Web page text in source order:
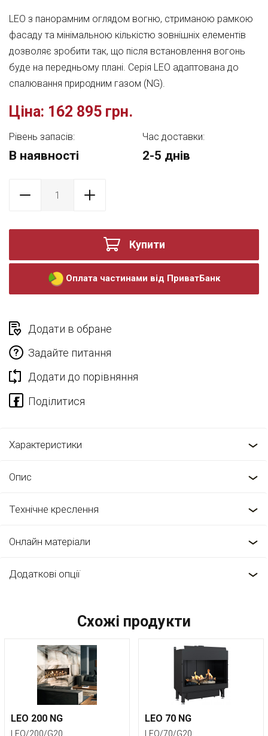
LEO з панорамним оглядом вогню, стриманою рамкою
фасаду та мінімальною кількістю зовнішніх елементів
дозволяє зробити так, що після встановлення вогонь
буде на передньому плані. Серія LEO адаптована до
спалювання природним газом (NG).
Ціна: 162 895 грн.
Рівень запасів:
В наявності
Час доставки:
2-5 днів
Купити
Оплата частинами від ПриватБанк
Додати в обране
Задайте питання
Додати до порівняння
Характеристики
Опис
Технічне креслення
Онлайн матеріали
Додаткові опції
Схожі продукти
LEO 200 NG
LEO/200/G20
LEO 70 NG
LEO/70/G20